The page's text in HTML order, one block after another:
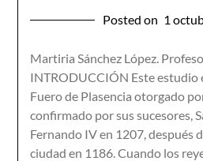
Posted on 1
Martiria Sánchez López.
INTRODUCCIÓN Este estudio
Fuero de Plasencia otorgado
confirmado por sus sucesores,
Fernando IV en 1207, después
ciudad en 1186. Cuando los